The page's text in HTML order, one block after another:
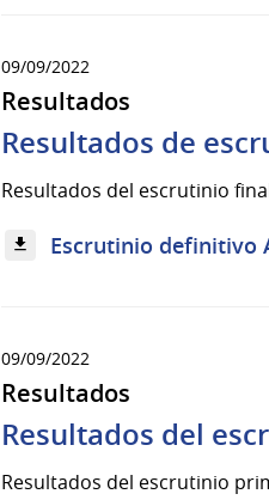
09/09/2022
Resultados
Resultados de
Resultados del escrutinio
Escrutinio definitivo
09/09/2022
Resultados
Resultados del
Resultados del escrutinio